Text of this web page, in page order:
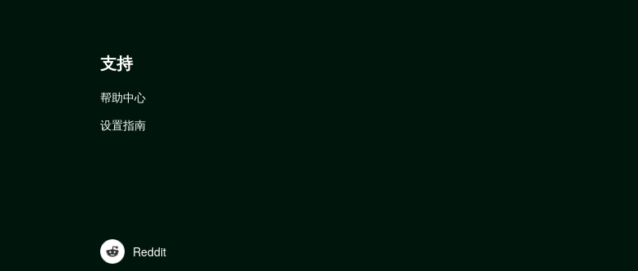
支持
帮助中心
设置指南
Reddit